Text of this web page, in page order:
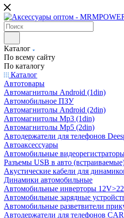
Каталог
По всему сайту
По каталогу
Каталог
Автотовары
Автомагнитолы Android (1din)
Автомобильное ПЗУ
Автомагнитолы Android (2din)
Автомагнитолы Mp3 (1din)
Автомагнитолы Mp5 (2din)
Автодержатели для телефонов
Автоаксессуары
Автомобильные
Разъемы USB в авто
Акустические кабели для
Динамики автомобильные
Автомобильные инверторы
Автомобильные зарядные
Автомобильные разветвители
Автодержатели для телефонов